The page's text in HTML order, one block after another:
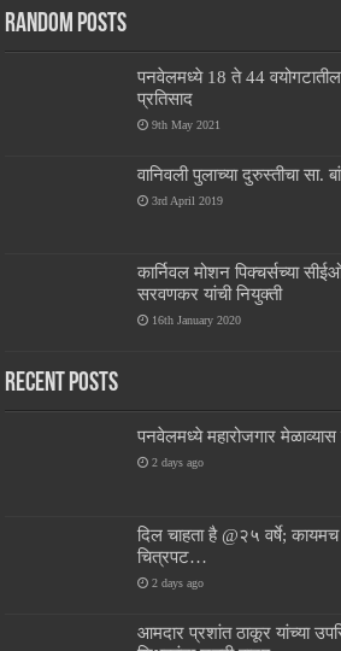
Random Posts
पनवेलमध्ये 18 ते 44
प्रतिसाद
9th May 2021
वानिवली पुलाच्या दुरुस्तीचा सा.
3rd April 2019
कार्निवल मोशन पिक्चर्सच्या
सरवणकर यांची नियुक्ती
16th January 2020
Recent Posts
पनवेलमध्ये महारोजगार मेळाव्यास
2 days ago
दिल चाहता है @२५ वर्षे; कायमच
चित्रपट…
2 days ago
आमदार प्रशांत ठाकूर यांच्या